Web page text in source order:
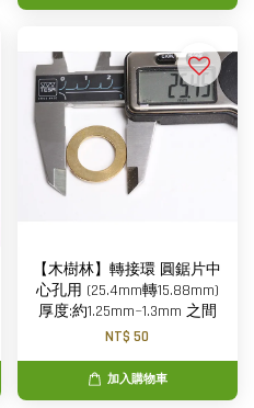
【木樹林】轉接環 圓鋸片中
心孔用 (25.4mm轉15.88mm)
厚度:約1.25mm~1.3mm 之間
NT$ 50
加入購物車